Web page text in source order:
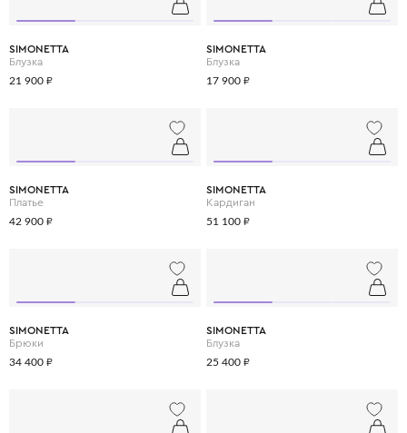
SIMONETTA
Блузка
21 900 ₽
SIMONETTA
Блузка
17 900 ₽
SIMONETTA
Платье
42 900 ₽
SIMONETTA
Кардиган
51 100 ₽
SIMONETTA
Брюки
34 400 ₽
SIMONETTA
Блузка
25 400 ₽